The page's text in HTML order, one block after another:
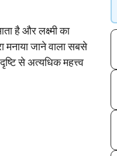
है और लक्ष्मी का
मनाया जाने वाला सबसे
से अत्यधिक महत्त्व